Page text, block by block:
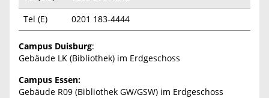
Tel (E)
0201 183-4444
Campus Duisburg:
Gebäude LK (Bibliothek) im Erdgeschoss
Campus Essen:
Gebäude R09 (Bibliothek GW/GSW) im Erdgeschoss